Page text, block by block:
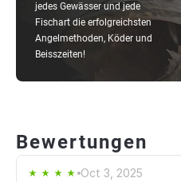
jedes Gewässer und jede
Fischart die erfolgreichsten
Angelmethoden, Köder und
Beisszeiten!
Bewertungen
Oct 3, 2025